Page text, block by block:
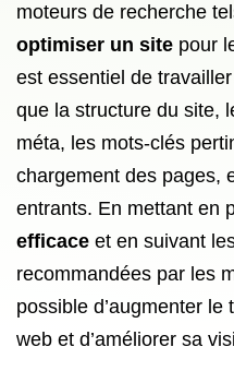
moteurs de recherche
optimiser un site pour
est essentiel de
que la structure du site,
méta, les mots-clés
chargement des pages,
entrants. En mettant en
efficace et en suivant
recommandées par les
possible d’augmenter
web et d’améliorer sa